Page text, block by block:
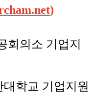
)
회의소 기업지
대학교 기업지원